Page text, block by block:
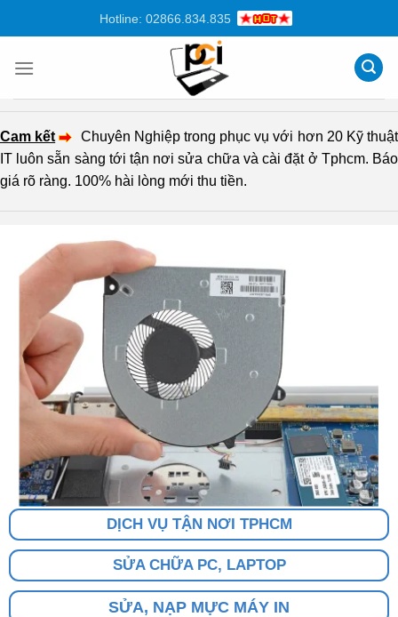
dung
Hotline: 02866.834.835
Cam kết
Chuyên Nghiệp trong phục vụ với hơn 20 Kỹ thuật
IT luôn sẵn sàng tới tận nơi sửa chữa và cài đặt ở Tphcm. Báo
giá rõ ràng. 100% hài lòng mới thu tiền.
DỊCH VỤ TẬN NƠI TPHCM
SỬA CHỮA PC, LAPTOP
SỬA, NẠP MỰC MÁY IN